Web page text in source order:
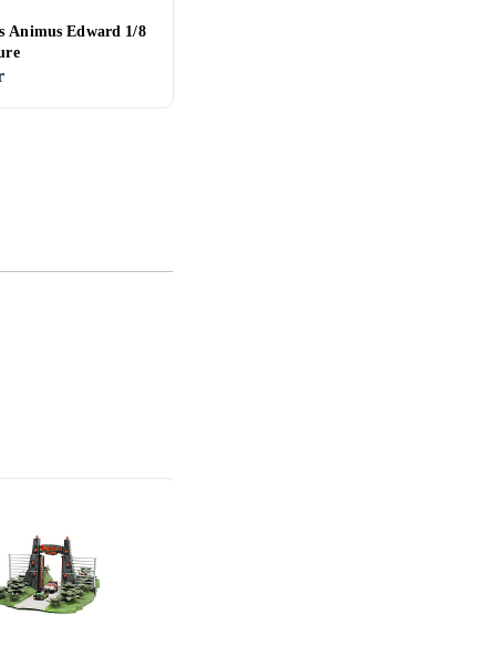
Animus Edward 1/8